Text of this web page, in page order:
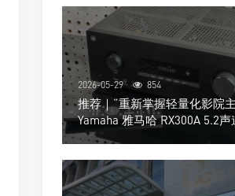
2026-05-29 854
推荐｜“重新掌握轻量化影院
Yamaha 雅马哈 RX300A 5.2声
大器